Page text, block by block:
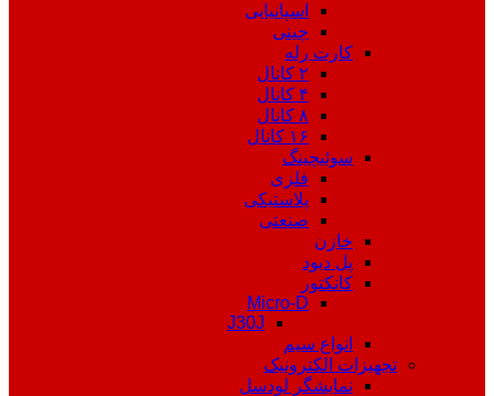
اسپانیایی
چینی
کارت رله
۲ کانال
۴ کانال
۸ کانال
۱۶ کانال
سوئیچینگ
فلزی
پلاستیکی
صنعتی
خازن
پل دیود
کانکتور
Micro-D
J30J
انواع سیم
تجهیزات الکترونیک
نمایشگر لودسل